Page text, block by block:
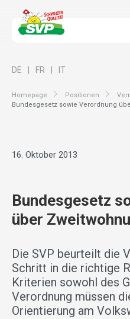
Homepage Positionen
Bundesgesetz sowie Verordnung
DE FR IT
16. Oktober 2013
Bundesgesetz
über
Die SVP beurteilt die
Schritt in die richtige
Kriterien sowohl des
Verordnung müssen
Orientierung am